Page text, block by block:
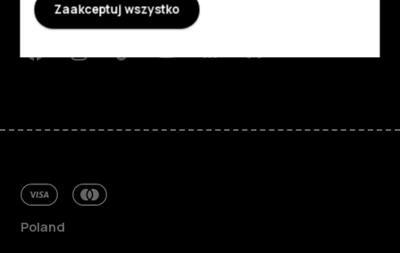
Wsparcie
FacebookInstagram
TiktokYoutubeLinkedinDiscord
Poland
Zaakceptuj wszystko